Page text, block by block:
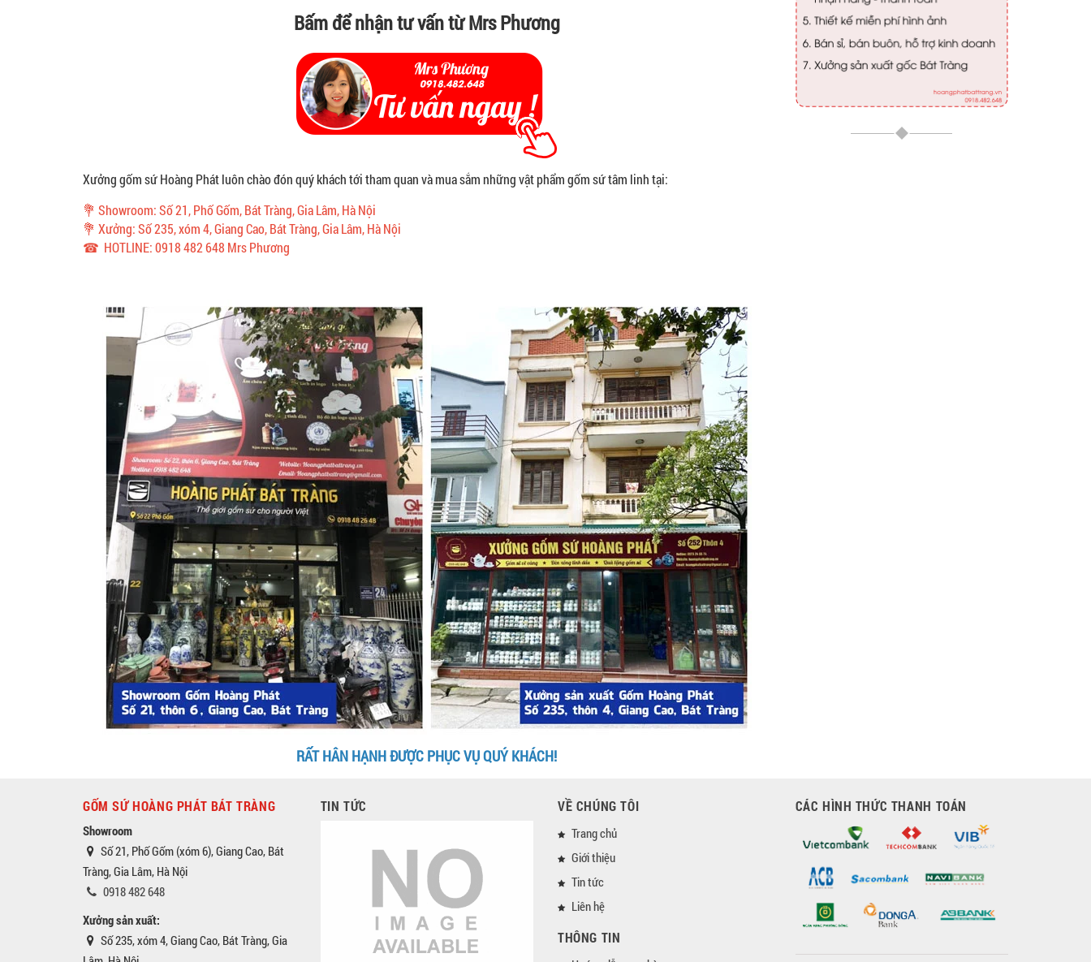
Bấm để nhận tư vấn từ Mrs Phương
Xưởng gốm sứ Hoàng Phát luôn chào đón quý khách tới tham quan và mua sắm những vật phẩm gốm sứ tâm linh tại:
💐 Showroom: Số 21, Phố Gốm, Bát Tràng, Gia Lâm, Hà Nội
💐 Xưởng: Số 235, xóm 4, Giang Cao, Bát Tràng, Gia Lâm, Hà Nội
☎ HOTLINE: 0918 482 648 Mrs Phương
RẤT HÂN HẠNH ĐƯỢC PHỤC VỤ QUÝ KHÁCH!
GỐM SỨ HOÀNG PHÁT BÁT TRÀNG
Showroom
Số 21, Phố Gốm (xóm 6), Giang Cao, Bát
Tràng, Gia Lâm, Hà Nội
0918 482 648
Xưởng sản xuất:
Số 235, xóm 4, Giang Cao, Bát Tràng, Gia
TIN TỨC VỀ CHÚNG TÔI
Trang chủ
Giới thiệu
Tin tức
Liên hệ
THÔNG TIN
CÁC HÌNH THỨC THANH TOÁN